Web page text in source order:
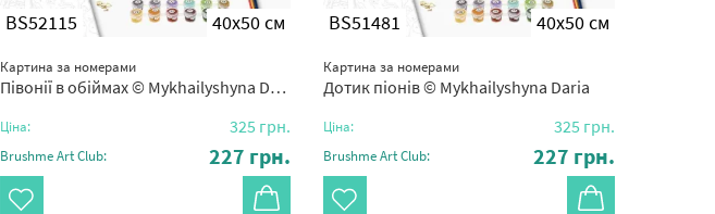
BS52115 40x50 см
Картина за номерами
Півонії в обіймах © Mykhailyshyna Daria
Ціна: 325 грн.
Brushme Art Club: 227 грн.
BS51481 40x50 см
Картина за номерами
Дотик піонів © Mykhailyshyna Daria
Ціна: 325 грн.
Brushme Art Club: 227 грн.